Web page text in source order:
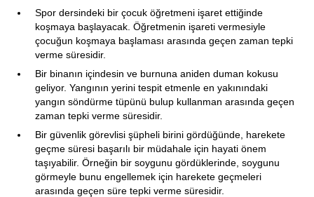
Spor dersindeki bir çocuk öğretmeni işaret ettiğinde
koşmaya başlayacak. Öğretmenin işareti vermesiyle
çocuğun koşmaya başlaması arasında geçen zaman tepki
verme süresidir.
Bir binanın içindesin ve burnuna aniden duman kokusu
geliyor. Yangının yerini tespit etmenle en yakınındaki
yangın söndürme tüpünü bulup kullanman arasında geçen
zaman tepki verme süresidir.
Bir güvenlik görevlisi şüpheli birini gördüğünde, harekete
geçme süresi başarılı bir müdahale için hayati önem
taşıyabilir. Örneğin bir soygunu gördüklerinde, soygunu
görmeyle bunu engellemek için harekete geçmeleri
arasında geçen süre tepki verme süresidir.